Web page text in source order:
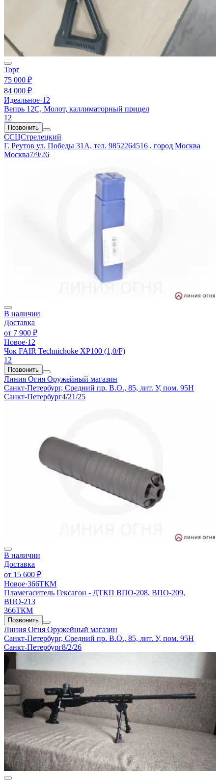
Торг
75 000 ₽
84 000 ₽
Идеальное·12
Вепрь 12С, Молот, каллиматорный прицел
12
Позвонить
ССЦСтрелецкий
Г. Реутов ул. Победы 31А, тел. 9852264516 , город Москва
Москва7/9/26
В наличии
Доставка
от 7 900 ₽
Новое·12
Чок FAIR Technichoke XP100 (1,0/F)
12
Позвонить
Линия Огня Оружейный магазин
Санкт-Петербург, Средний пр. В.О., 85, лит. У, пом. 95Н
Санкт-Петербург4/21/25
В наличии
Доставка
от 15 600 ₽
Новое·366ТКМ
Пламегаситель Гексагон - ДТКП ВПО-208, ВПО-209,
ВПО-213
366ТКМ
Позвонить
Линия Огня Оружейный магазин
Санкт-Петербург, Средний пр. В.О., 85, лит. У, пом. 95Н
Санкт-Петербург8/2/26